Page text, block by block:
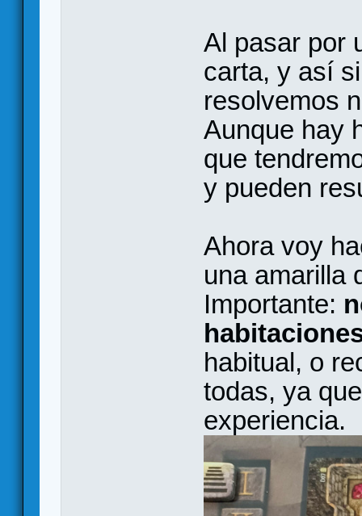
Al pasar por
carta, y así
resolvemos
Aunque hay
que
y pueden
Ahora voy
una amarilla
Importante:
habitual, o
todas, ya
experiencia.